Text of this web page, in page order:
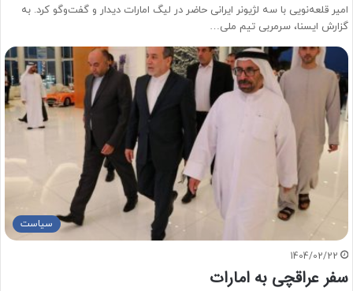
امیر قلعه‌نویی با سه لژیونر ایرانی حاضر در لیگ امارات دیدار و گفت‌وگو کرد. به
گزارش ایسنا، سرمربی تیم ملی…
سیاست
1404/02/22
سفر عراقچی به امارات